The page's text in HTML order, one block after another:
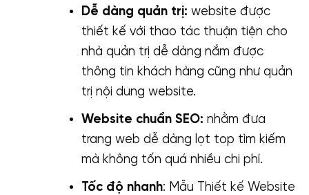
Dễ dàng quản trị: website được
thiết kế với thao tác thuận tiện cho
nhà quản trị dễ dàng nắm được
thông tin khách hàng cũng như quản
trị nội dung website.
Website chuẩn SEO: nhằm đưa
trang web dễ dàng lọt top tìm kiếm
mà không tốn quá nhiều chi phí.
Tốc độ nhanh: Mẫu Thiết kế Website